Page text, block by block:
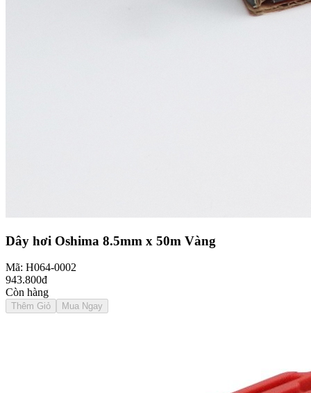
Dây hơi Oshima 8.5mm x 50m Vàng
Mã: H064-0002
943.800đ
Còn hàng
Thêm Giỏ Mua Ngay